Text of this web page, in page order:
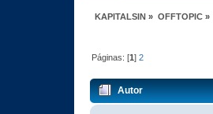
KAPITALSIN » OFFTOPIC»
Páginas: [1]2
Autor